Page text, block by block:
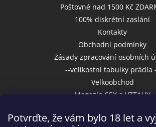
Potvrďte, že vám bylo 18 let a
Poštovné nad 1500 Kč
100% diskrétní zaslání
Kontakty
Obchodní podmínky
Zásady zpracování osobních
--velikostní tabulky prádla
Velkoobchod
Magazín SEX a VZTAHY